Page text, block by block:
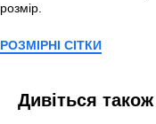
розмір.
РОЗМІРНІ СІТКИ
Дивіться також